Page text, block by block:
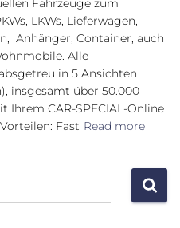
Fahrzeuge zum
LKWs, Lieferwagen,
Anhänger, Container, auch
Alle
in 5 Ansichten
insgesamt über 50.000
Ihrem CAR-SPECIAL-Online
Fast Read more